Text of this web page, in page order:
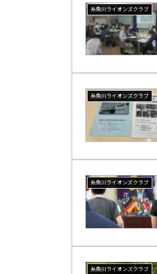
糸魚川ライオンズクラブ
糸魚川ライオンズクラブ
糸魚川ライオンズクラブ
糸魚川ライオンズクラブ